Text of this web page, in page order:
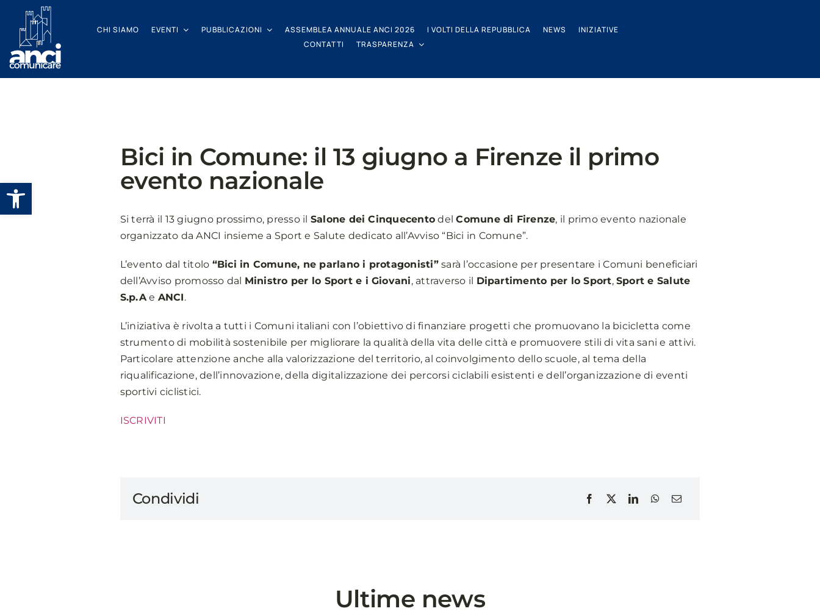
Apri la barra degli strumenti
contenuto
CHI SIAMO EVENTI PUBBLICAZIONI ASSEMBLEA ANNUALE ANCI 2026 I VOLTI DELLA REPUBBLICA NEWS
INIZIATIVE
CONTATTI
TRASPARENZA
Bici in Comune: il 13 giugno a Firenze il primo
evento nazionale
Si terrà il 13 giugno prossimo, presso il Salone dei Cinquecento delComune di Firenze, il primo evento nazionale
organizzato da ANCI insieme a Sport e Salute dedicato all’Avviso “Bici in Comune”.
L’evento dal titolo “Bici in Comune, ne parlano i protagonisti”sarà l’occasione per presentare i Comuni beneficiari
dell’Avviso promosso dal Ministro per lo Sport e i Giovani, attraverso il Dipartimento per lo Sport,Sport e Salute
S.p.Ae ANCI.
L’iniziativa è rivolta a tutti i Comuni italiani con l’obiettivo di finanziare progetti che promuovano la bicicletta come
strumento di mobilità sostenibile per migliorare la qualità della vita delle città e promuovere stili di vita sani e attivi.
Particolare attenzione anche alla valorizzazione del territorio, al coinvolgimento dello scuole, al tema della
riqualificazione, dell’innovazione, della digitalizzazione dei percorsi ciclabili esistenti e dell’organizzazione di eventi
sportivi ciclistici.
ISCRIVITI
Condividi
Ultime news